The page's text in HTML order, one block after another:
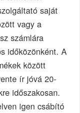
saját
vagy a
számlára
időközönként. A
között
ír jóvá 20-
időszakosan.
igen csábító